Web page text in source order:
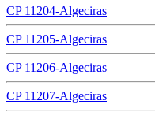
CP 11204-Algeciras
CP 11205-Algeciras
CP 11206-Algeciras
CP 11207-Algeciras